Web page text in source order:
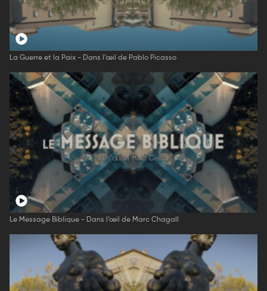
La Guerre et la Paix - Dans l’œil de Pablo Picasso
Le Message Biblique - Dans l’œil de Marc Chagall